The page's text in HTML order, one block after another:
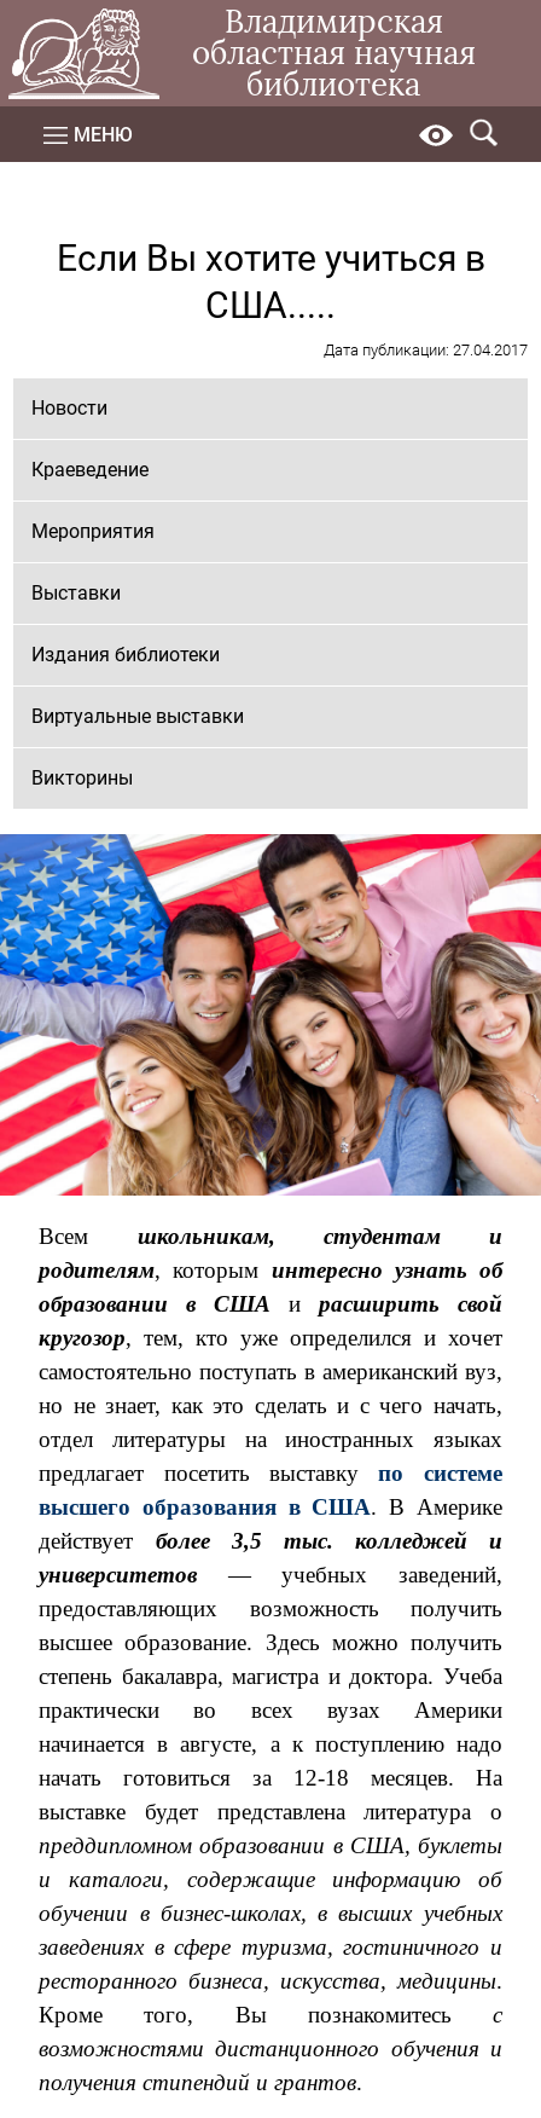
Владимирская
областная научная
библиотека
МЕНЮ
Если Вы хотите учиться в
США.....
Дата публикации: 27.04.2017
Новости
Краеведение
Мероприятия
Выставки
Издания библиотеки
Виртуальные выставки
Викторины
Всем школьникам, студентам и
родителям, которым интересно узнать об
образовании в США
и расширить свой
кругозор, тем, кто уже определился и хочет
самостоятельно поступать в американский вуз,
но не знает, как это сделать и с чего начать,
отдел литературы на иностранных языках
предлагает посетить выставкупо системе
высшего образования в США. В Америке
действует более 3,5 тыс. колледжей и
университетов — учебных заведений,
предоставляющих возможность получить
высшее образование. Здесь можно получить
степень бакалавра, магистра и доктора. Учеба
практически во всех вузах Америки
начинается в августе, а к поступлению надо
начать готовиться за 12-18 месяцев. На
выставке будет представлена литература о
преддипломном образовании в США, буклеты
и каталоги, содержащие информацию об
обучении в бизнес-школах, в высших учебных
заведениях в сфере туризма, гостиничного и
ресторанного бизнеса, искусства, медицины.
Кроме того, Вы познакомитесь с
возможностями дистанционного обучения и
получения стипендий и грантов.